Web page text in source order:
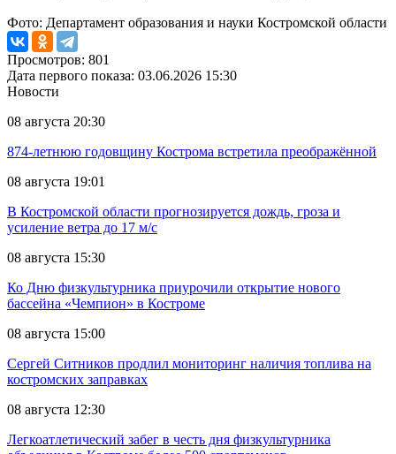
Фото: Департамент образования и науки Костромской области
Просмотров: 801
Дата первого показа: 03.06.2026 15:30
Новости
08 августа 20:30
874-летнюю годовщину Кострома встретила преображённой
08 августа 19:01
В Костромской области прогнозируется дождь, гроза и
усиление ветра до 17 м/с
08 августа 15:30
Ко Дню физкультурника приурочили открытие нового
бассейна «Чемпион» в Костроме
08 августа 15:00
Сергей Ситников продлил мониторинг наличия топлива на
костромских заправках
08 августа 12:30
Легкоатлетический забег в честь дня физкультурника